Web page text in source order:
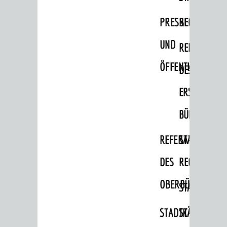
PRESSE-
UND REFERAT
DES
ERSTEN
REFERAT
DES
STABSSTELLE
RECHT
STADTKÄMMEREI
Vermiete doch an deine Stadt